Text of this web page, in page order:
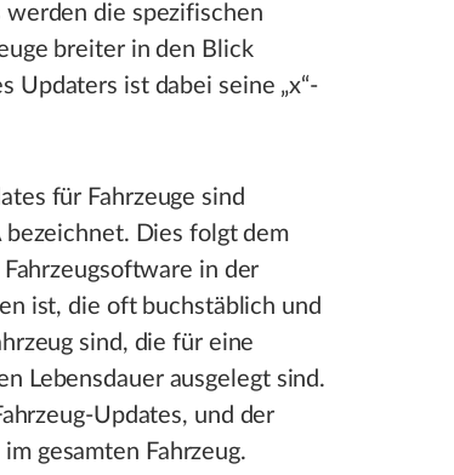
die spezifischen
breiter in den Blick
Updaters ist dabei seine „x“-
für Fahrzeuge sind
Dies folgt dem
in der
ist, die oft buchstäblich und
sind, die für eine
Lebensdauer ausgelegt sind.
Updates, und der
gesamten Fahrzeug.